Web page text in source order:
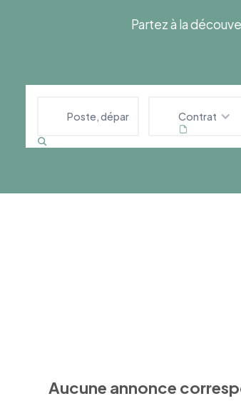
Partez à la
Contrat
Aucune annonce